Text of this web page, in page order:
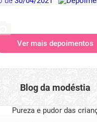
Ver mais depoimentos
Blog da modéstia